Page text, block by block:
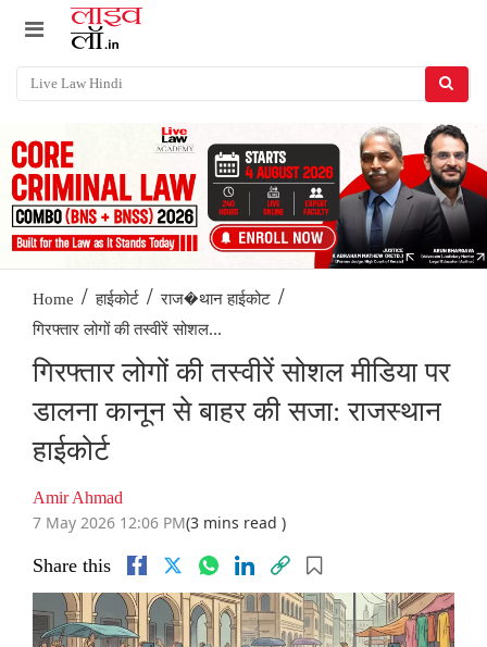
Home / हाईकोर्ट / राज�थान हाईकोट /
गिरफ्तार लोगों की तस्वीरें सोशल...
गिरफ्तार लोगों की तस्वीरें सोशल मीडिया पर
डालना कानून से बाहर की सजा: राजस्थान
हाईकोर्ट
Amir Ahmad
7 May 2026 12:06 PM(3 mins read )
Share this